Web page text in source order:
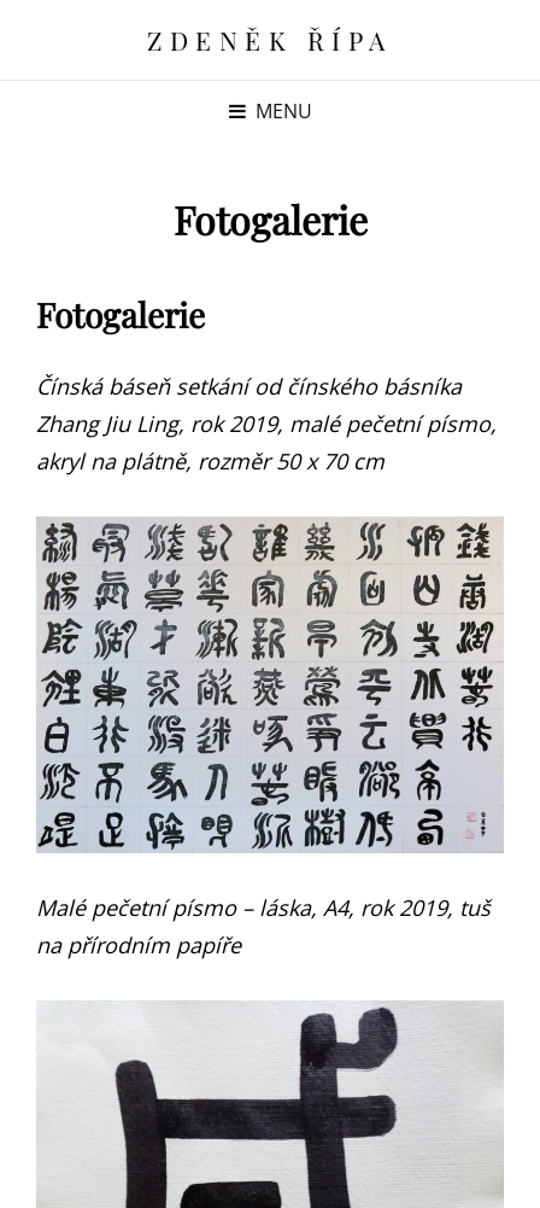
ZDENĚK ŘÍPA
MENU
Fotogalerie
Fotogalerie
Čínská báseň setkání od čínského básníka
Zhang Jiu Ling, rok 2019, malé pečetní písmo,
akryl na plátně, rozměr 50 x 70 cm
Malé pečetní písmo – láska, A4, rok 2019, tuš
na přírodním papíře